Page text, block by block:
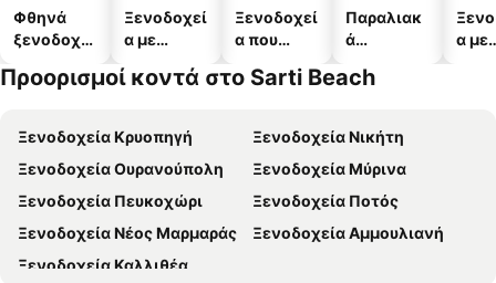
Φθηνά
ξενοδοχεί
Ξενοδοχεί
α με
Ξενοδοχεί
α που
κατοικίδι
Παραλιακ
ά
α
α με
Προορισμοί κοντά στο Sarti Beach
Ξενοδοχεία Κρυοπηγή
Ξενοδοχεία Νικήτη
Ξενοδοχεία Ουρανούπολη
Ξενοδοχεία Μύρινα
Ξενοδοχεία Πευκοχώρι
Ξενοδοχεία Ποτός
Ξενοδοχεία Νέος Μαρμαράς
Ξενοδοχεία Αμμουλιανή
Ξενοδοχεία Καλλιθέα